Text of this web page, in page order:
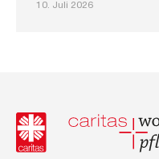
10. Juli 2026